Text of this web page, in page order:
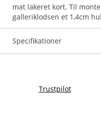
mat lakeret kort. Til
Specifikationer
Trustpilot